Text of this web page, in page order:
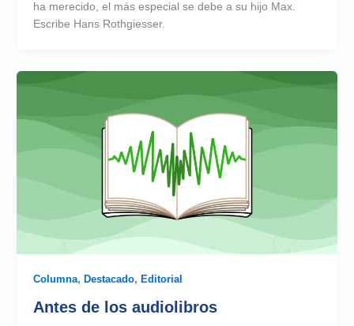
ha merecido, el más especial se debe a su hijo Max.
Escribe Hans Rothgiesser.
Columna, Destacado, Editorial
Antes de los audiolibros